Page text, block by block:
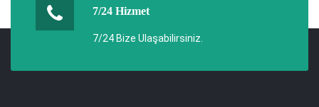
7/24 Hizmet
7/24 Bize Ulaşabilirsiniz.